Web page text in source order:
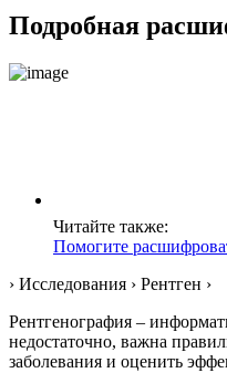
Подробная
Читайте также:
Помогите
› Исследования › Рентген ›
Рентгенография –
недостаточно, важна
заболевания и оценить